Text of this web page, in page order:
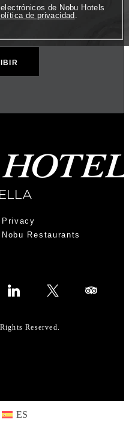
de Nobu Hotels
de privacidad .
Privacy
Nobu Restaurants
Reserved.
ES